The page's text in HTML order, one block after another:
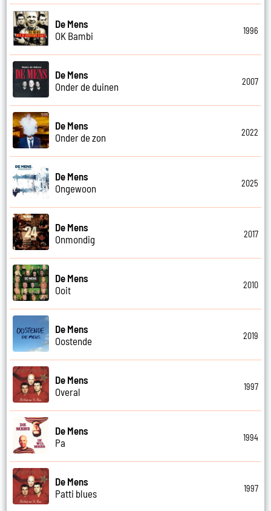
De Mens
OK Bambi
1996
De Mens
Onder de duinen
2007
De Mens
Onder de zon
2022
De Mens
Ongewoon
2025
De Mens
Onmondig
2017
De Mens
Ooit
2010
De Mens
Oostende
2019
De Mens
Overal
1997
De Mens
Pa
1994
De Mens
Patti blues
1997